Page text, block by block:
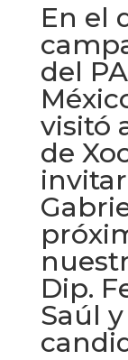
En el
del
visitó
de
Dip.
Saúl